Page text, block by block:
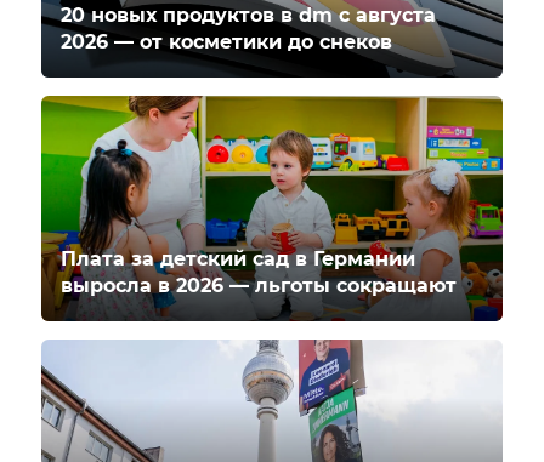
20 новых продуктов в dm с августа
2026 — от косметики до снеков
Плата за детский сад в Германии
выросла в 2026 — льготы сокращают